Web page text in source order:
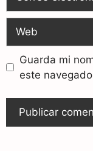
Guarda mi
este